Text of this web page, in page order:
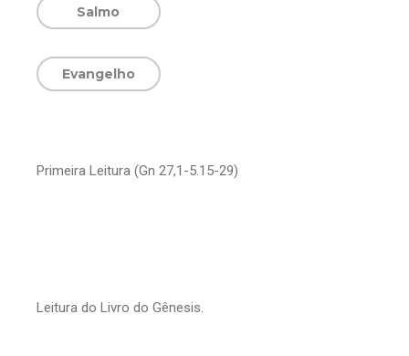
Salmo
Evangelho
Primeira Leitura (Gn 27,1-5.15-29)
Leitura do Livro do Gênesis.